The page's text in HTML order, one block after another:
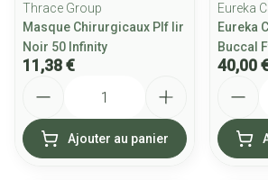
Thrace Group
Masque Chirurgicaux Plf Iir
Noir 50 Infinity
11,38 €
Ajouter au panier
Eureka
Eureka
Buccal
40,00